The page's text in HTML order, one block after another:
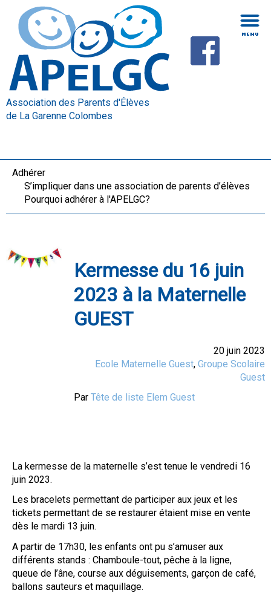
Association des Parents d'Élèves
de La Garenne Colombes
Adhérer
S’impliquer dans une association de parents d’élèves
Pourquoi adhérer à l'APELGC?
Kermesse du 16 juin
2023 à la Maternelle
GUEST
20 juin 2023
Ecole Maternelle Guest, Groupe Scolaire
Guest
Par Tête de liste Elem Guest
La kermesse de la maternelle s’est tenue le vendredi 16
juin 2023.
Les bracelets permettant de participer aux jeux et les
tickets permettant de se restaurer étaient mise en vente
dès le mardi 13 juin.
A partir de 17h30, les enfants ont pu s’amuser aux
différents stands : Chamboule-tout, pêche à la ligne,
queue de l’âne, course aux déguisements, garçon de café,
ballons sauteurs et maquillage.